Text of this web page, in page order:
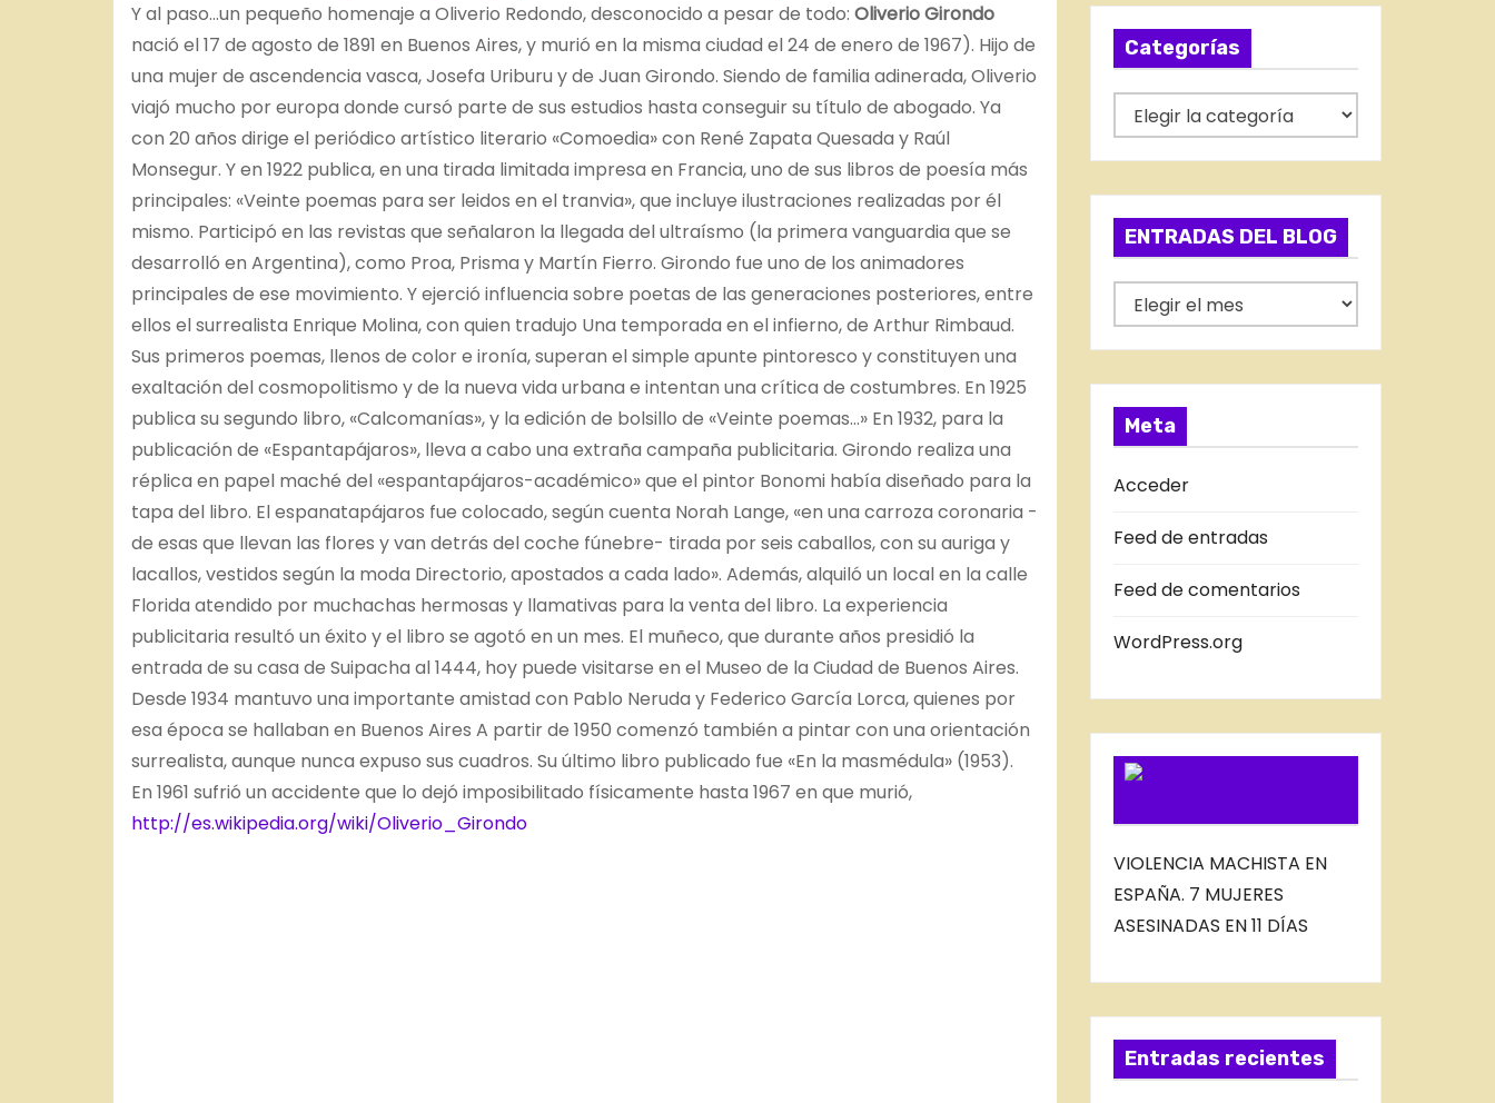
Y al paso…un pequeño homenaje a Oliverio Redondo, desconocido a pesar de todo: Oliverio Girondo
nació el 17 de agosto de 1891 en Buenos Aires, y murió en la misma ciudad el 24 de enero de 1967). Hijo de
una mujer de ascendencia vasca, Josefa Uriburu y de Juan Girondo. Siendo de familia adinerada, Oliverio
viajó mucho por europa donde cursó parte de sus estudios hasta conseguir su título de abogado. Ya
con 20 años dirige el periódico artístico literario «Comoedia» con René Zapata Quesada y Raúl
Monsegur. Y en 1922 publica, en una tirada limitada impresa en Francia, uno de sus libros de poesía más
principales: «Veinte poemas para ser leidos en el tranvia», que incluye ilustraciones realizadas por él
mismo. Participó en las revistas que señalaron la llegada del ultraísmo (la primera vanguardia que se
desarrolló en Argentina), como Proa, Prisma y Martín Fierro. Girondo fue uno de los animadores
principales de ese movimiento. Y ejerció influencia sobre poetas de las generaciones posteriores, entre
ellos el surrealista Enrique Molina, con quien tradujo Una temporada en el infierno, de Arthur Rimbaud.
Sus primeros poemas, llenos de color e ironía, superan el simple apunte pintoresco y constituyen una
exaltación del cosmopolitismo y de la nueva vida urbana e intentan una crítica de costumbres. En 1925
publica su segundo libro, «Calcomanías», y la edición de bolsillo de «Veinte poemas…» En 1932, para la
publicación de «Espantapájaros», lleva a cabo una extraña campaña publicitaria. Girondo realiza una
réplica en papel maché del «espantapájaros-académico» que el pintor Bonomi había diseñado para la
tapa del libro. El espanatapájaros fue colocado, según cuenta Norah Lange, «en una carroza coronaria -
de esas que llevan las flores y van detrás del coche fúnebre- tirada por seis caballos, con su auriga y
lacallos, vestidos según la moda Directorio, apostados a cada lado». Además, alquiló un local en la calle
Florida atendido por muchachas hermosas y llamativas para la venta del libro. La experiencia
publicitaria resultó un éxito y el libro se agotó en un mes. El muñeco, que durante años presidió la
entrada de su casa de Suipacha al 1444, hoy puede visitarse en el Museo de la Ciudad de Buenos Aires.
Desde 1934 mantuvo una importante amistad con Pablo Neruda y Federico García Lorca, quienes por
esa época se hallaban en Buenos Aires A partir de 1950 comenzó también a pintar con una orientación
surrealista, aunque nunca expuso sus cuadros. Su último libro publicado fue «En la masmédula» (1953).
En 1961 sufrió un accidente que lo dejó imposibilitado físicamente hasta 1967 en que murió,
http://es.wikipedia.org/wiki/Oliverio_Girondo
Categorías
a
t
e
o
í
a
s
ENTRADAS DEL BLOG
N
T
R
D
A
D
B
O
G
Meta
Acceder
Feed de entradas
Feed de comentarios
WordPress.org
VIOLENCIA MACHISTA EN
ESPAÑA. 7 MUJERES
ASESINADAS EN 11 DÍAS
Entradas recientes